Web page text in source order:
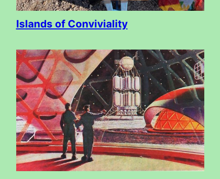
Islands of Conviviality